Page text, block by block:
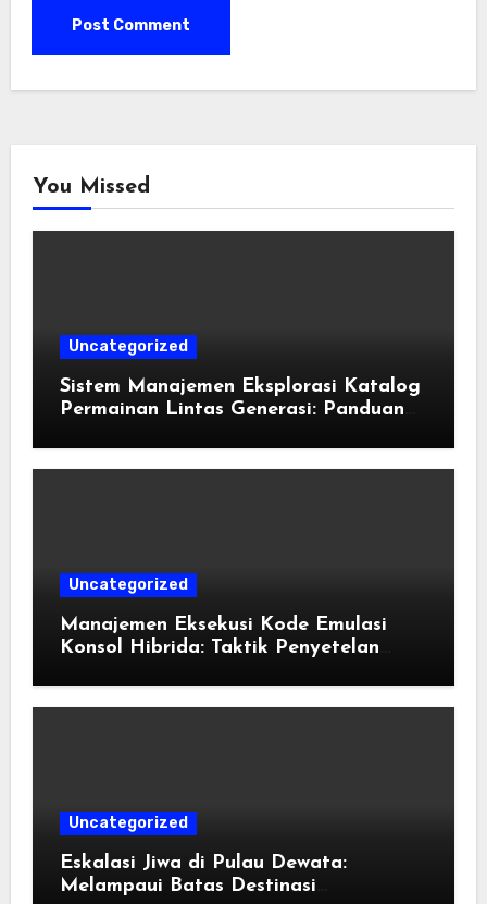
You Missed
Uncategorized
Sistem Manajemen Eksplorasi Katalog
Permainan Lintas Generasi: Panduan
Emulasi
Uncategorized
Manajemen Eksekusi Kode Emulasi
Konsol Hibrida: Taktik Penyetelan
Uncategorized
Eskalasi Jiwa di Pulau Dewata:
Melampaui Batas Destinasi